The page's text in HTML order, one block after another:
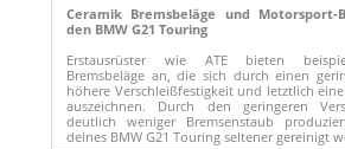
Ceramik Bremsbeläge und Motorsport-
den BMW G21 Touring
Erstausrüster wie ATE bieten
Bremsbeläge an, die sich durch einen
höhere Verschleißfestigkeit und letztlich
auszeichnen. Durch den geringeren
deutlich weniger Bremsenstaub
deines BMW G21 Touring seltener gereinigt